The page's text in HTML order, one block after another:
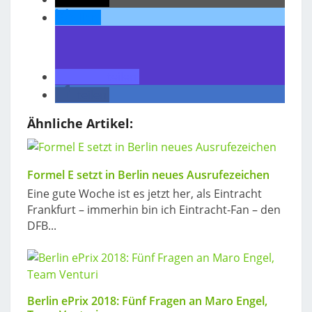
Ähnliche Artikel:
Formel E setzt in Berlin neues Ausrufezeichen
Eine gute Woche ist es jetzt her, als Eintracht
Frankfurt – immerhin bin ich Eintracht-Fan – den
DFB...
Berlin ePrix 2018: Fünf Fragen an Maro Engel,